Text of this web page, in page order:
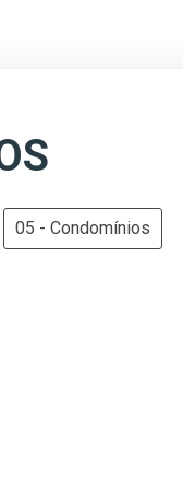
05 - Condomínios